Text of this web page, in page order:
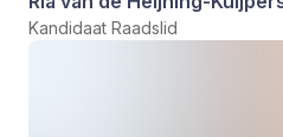
Kandidaat Raadslid